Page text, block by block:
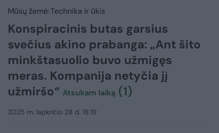
Mūsų žemė Technika ir ūkis
Konspiracinis butas garsius
svečius akino prabanga: „Ant šito
minkštasuolio buvo užmigęs
meras. Kompanija netyčia jį
užmiršo“ Atsukam laiką (1)
2025 m. lapkričio 28 d. 18:19